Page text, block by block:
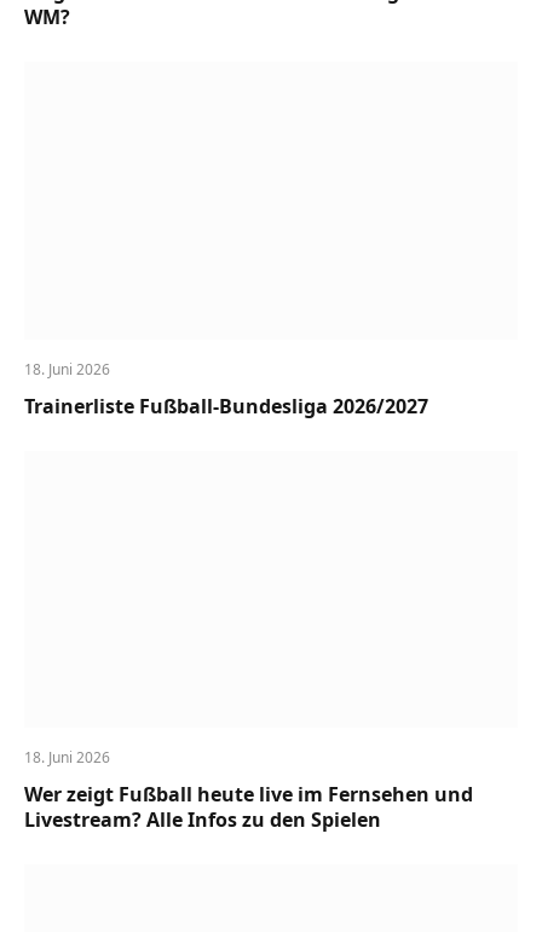
WM?
18. Juni 2026
Trainerliste Fußball-Bundesliga 2026/2027
18. Juni 2026
Wer zeigt Fußball heute live im Fernsehen und
Livestream? Alle Infos zu den Spielen